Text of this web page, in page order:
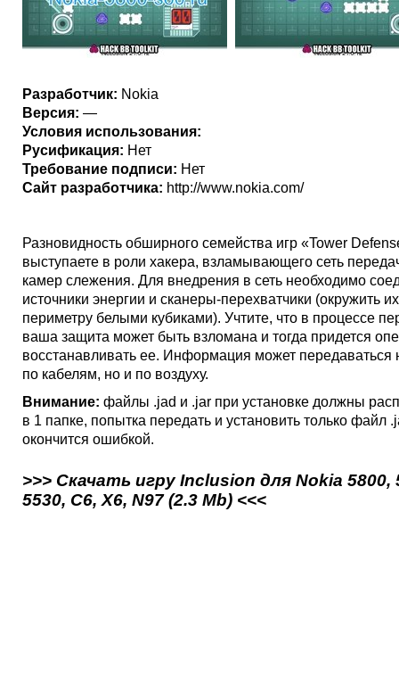
Разработчик: Nokia
Версия: —
Условия использования:
Русификация: Нет
Требование подписи: Нет
Сайт разработчика: http://www.nokia.com/
Разновидность обширного семейства игр «Tower
выступаете в роли хакера, взламывающего сеть
камер слежения. Для внедрения в сеть необходимо
источники энергии и сканеры-перехватчики (окружить
периметру белыми кубиками). Учтите, что в процессе
ваша защита может быть взломана и тогда придется
восстанавливать ее. Информация может передаваться
по кабелям, но и по воздуху.
Внимание: файлы .jad и .jar при установке должны
в 1 папке, попытка передать и установить только файл
окончится ошибкой.
>>> Скачать игру Inclusion для Nokia 5800,
5530, C6, X6, N97 (2.3 Mb) <<<